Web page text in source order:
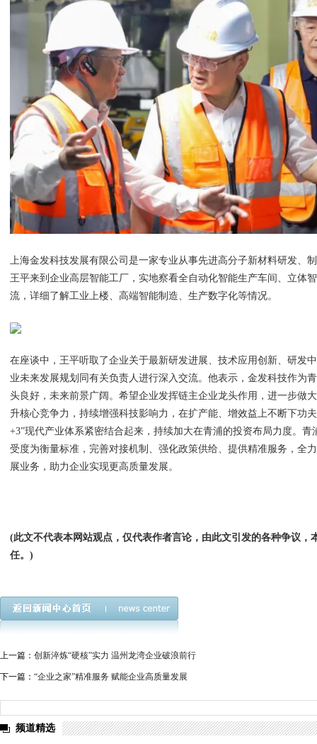
上海金发科技发展有限公司是一家专业从事先进高分子新材料研发、
王平来到企业高层智能工厂，实地察看全自动化智能生产车间、立体
流，详细了解工业上楼、高端智能制造、生产数字化等情况。
在座谈中，王平听取了企业关于最新研发进展、技术应用创新、研发
业未来发展规划同有关负责人进行深入交流。他表示，金发科技作为
头良好，未来前景广阔。希望企业发挥链主企业龙头作用，进一步做
升核心竞争力，持续增强科技影响力，在扩产能、增效益上不断下功
+3”现代产业体系紧密结合起来，持续加大在青浦的投资布局力度。
受度为衡量标准，完善对接机制、强化政策供给、提供精准服务，全
展业务，助力企业实现更高质量发展。
(此文不代表本网站观点，仅代表作者言论，由此文引发的各种争议，
任。)
上一篇： 创新淬炼“硬核”实力 温州龙湾企业破浪前行
下一篇： “企业之家”精准服务 赋能企业高质量发展
频道精选